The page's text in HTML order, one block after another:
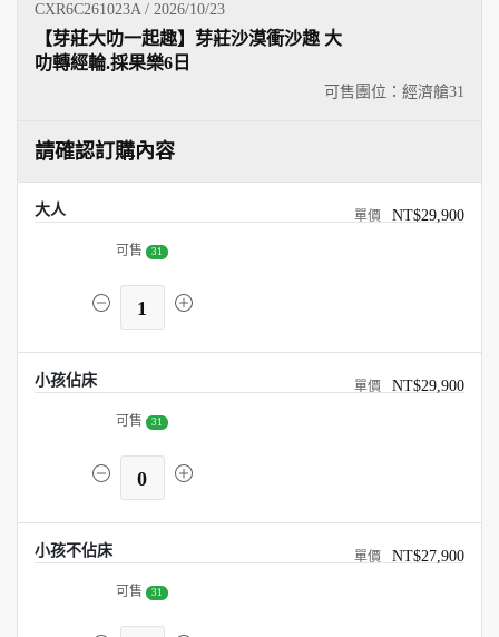
CXR6C261023A / 2026/10/23
可售團位：經濟艙31
【芽莊大叻一起趣】芽莊沙漠衝沙趣 大
叻轉經輪.採果樂6日
請確認訂購內容
大人 NT$29,900
可售 31
1
小孩佔床 NT$29,900
可售 31
0
小孩不佔床 NT$27,900
可售 31